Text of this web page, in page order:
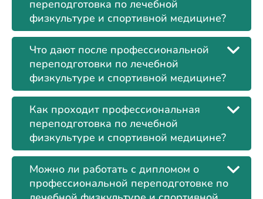
переподготовка по лечебной
физкультуре и спортивной медицине?
Что дают после профессиональной
переподготовки по лечебной
физкультуре и спортивной медицине?
Как проходит профессиональная
переподготовка по лечебной
физкультуре и спортивной медицине?
Можно ли работать с дипломом о
профессиональной переподготовке по